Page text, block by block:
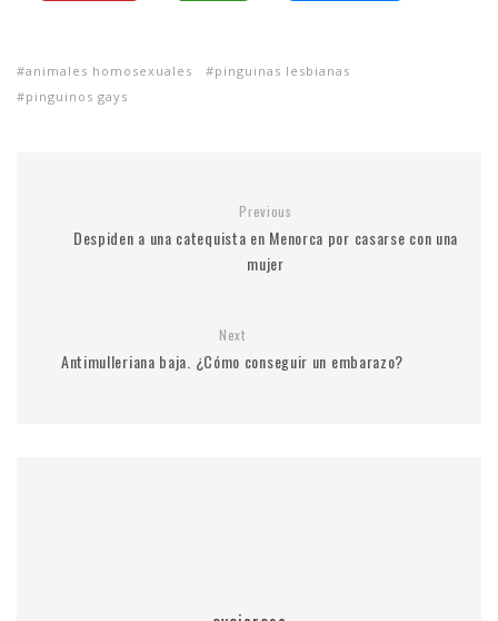
animales homosexuales
pinguinas lesbianas
pinguinos gays
Previous
Despiden a una catequista en Menorca por casarse con una
mujer
Next
Antimulleriana baja. ¿Cómo conseguir un embarazo?